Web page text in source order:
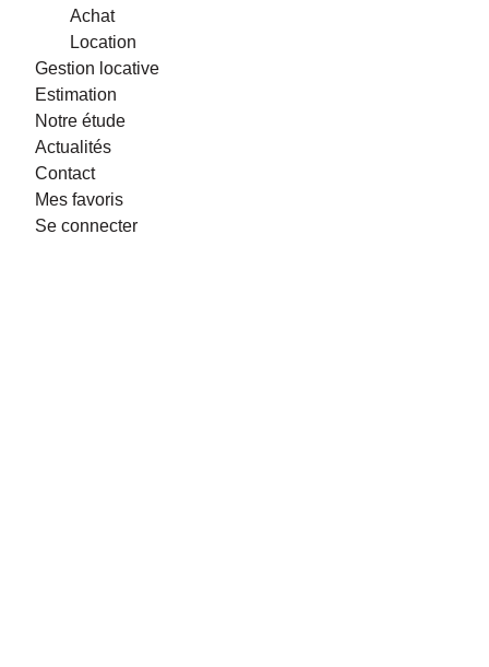
Achat
Location
Gestion locative
Estimation
Notre étude
Actualités
Contact
Mes favoris
Se connecter